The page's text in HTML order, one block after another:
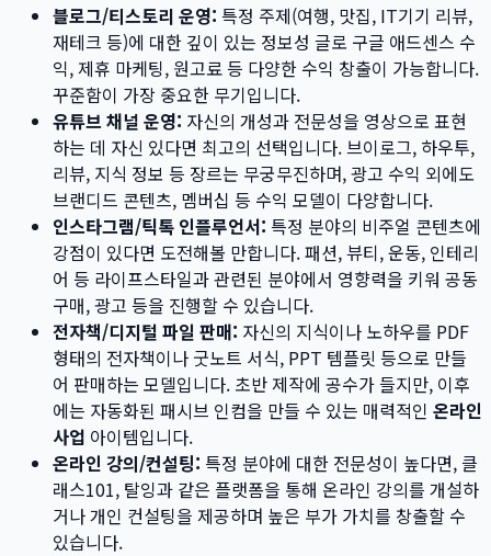
블로그/티스토리 운영: 특정 주제(여행, 맛집, IT기기 리뷰,
재테크 등)에 대한 깊이 있는 정보성 글로 구글 애드센스 수
익, 제휴 마케팅, 원고료 등 다양한 수익 창출이 가능합니다.
꾸준함이 가장 중요한 무기입니다.
유튜브 채널 운영: 자신의 개성과 전문성을 영상으로 표현
하는 데 자신 있다면 최고의 선택입니다. 브이로그, 하우투,
리뷰, 지식 정보 등 장르는 무궁무진하며, 광고 수익 외에도
브랜디드 콘텐츠, 멤버십 등 수익 모델이 다양합니다.
인스타그램/틱톡 인플루언서: 특정 분야의 비주얼 콘텐츠에
강점이 있다면 도전해볼 만합니다. 패션, 뷰티, 운동, 인테리
어 등 라이프스타일과 관련된 분야에서 영향력을 키워 공동
구매, 광고 등을 진행할 수 있습니다.
전자책/디지털 파일 판매: 자신의 지식이나 노하우를 PDF
형태의 전자책이나 굿노트 서식, PPT 템플릿 등으로 만들
어 판매하는 모델입니다. 초반 제작에 공수가 들지만, 이후
에는 자동화된 패시브 인컴을 만들 수 있는 매력적인 온라인
사업 아이템입니다.
온라인 강의/컨설팅: 특정 분야에 대한 전문성이 높다면, 클
래스101, 탈잉과 같은 플랫폼을 통해 온라인 강의를 개설하
거나 개인 컨설팅을 제공하며 높은 부가 가치를 창출할 수
있습니다.